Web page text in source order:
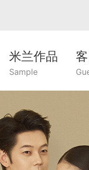
米兰作品
Sample